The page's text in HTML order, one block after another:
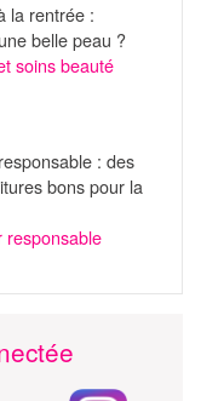
la rentrée :
belle peau ?
soins beauté
: des
bons pour la
responsable